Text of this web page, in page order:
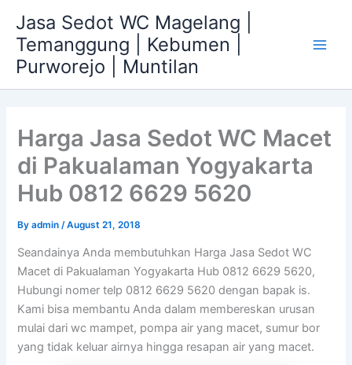
content
Jasa Sedot WC Magelang |
Temanggung | Kebumen |
Purworejo | Muntilan
Harga Jasa Sedot WC Macet
di Pakualaman Yogyakarta
Hub 0812 6629 5620
Byadmin/August 21, 2018
Seandainya Anda membutuhkan Harga Jasa Sedot WC
Macet di Pakualaman Yogyakarta Hub 0812 6629 5620,
Hubungi nomer telp 0812 6629 5620 dengan bapak is.
Kami bisa membantu Anda dalam membereskan urusan
mulai dari wc mampet, pompa air yang macet, sumur bor
yang tidak keluar airnya hingga resapan air yang macet.